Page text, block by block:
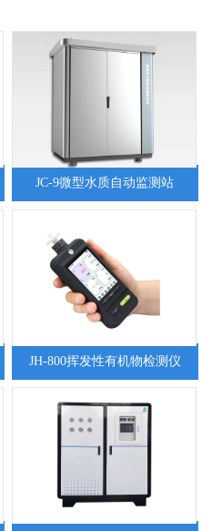
JC-9微型水质自动监测站
JH-800挥发性有机物检测仪